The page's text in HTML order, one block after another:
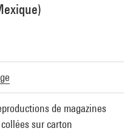
de magazines
sur carton